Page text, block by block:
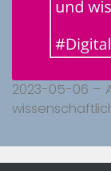
2023-05-06 –